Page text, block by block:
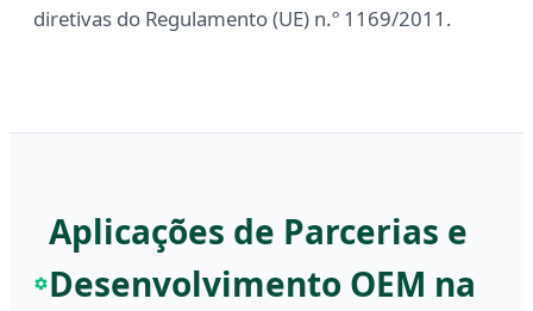
diretivas do Regulamento (UE) n.º 1169/2011.
Aplicações de Parcerias e
Desenvolvimento OEM na